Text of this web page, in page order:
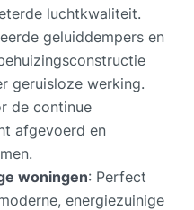
luchtkwaliteit.
geluiddempers en
geruisloze werking.
de continue
afgevoerd en
woningen: Perfect
energiezuinige